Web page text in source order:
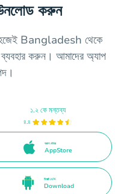
করুন
Bangladesh থেকে
করুন। আমাদের অ্যাপ
১.২ কে মন্তব্য
৪.৪
অ্যাপ স্টোরে
AppStore
ডিরেক্ট APK
Download